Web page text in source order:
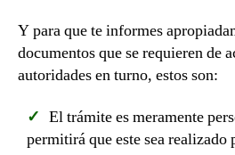
Y para que te informes
documentos que se requieren de
autoridades en turno, estos son:
El trámite es meramente
permitirá que este sea realizado